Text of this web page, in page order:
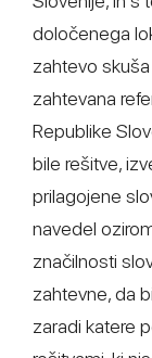
določenega
zahtevo
zahtevana
Republike
bile rešitve,
prilagojene
navedel
značilnosti
zahtevne, da
zaradi katere